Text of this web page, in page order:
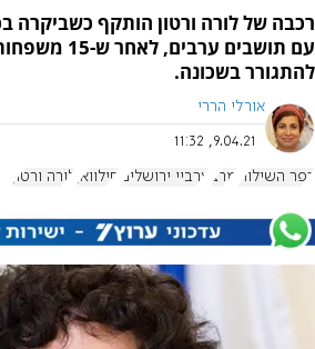
רכבה של לורה ורטון הותקף כשביקרה
עם תושבים
להתגורר בשכונה.
אורלי הררי
9.04.21, 11:32
כפר השילוח מרצ ערביי ירושלים סילוואן לורה ורטון